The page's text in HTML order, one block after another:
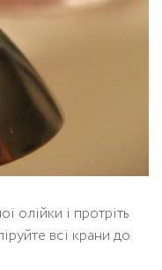
олійки і протріть
всі крани до